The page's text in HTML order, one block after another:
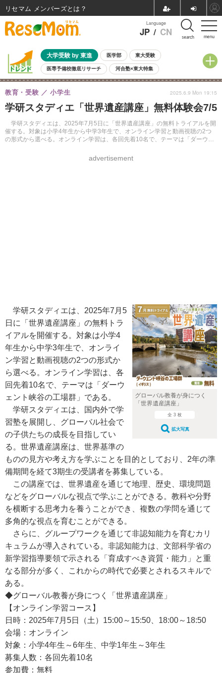
menu
Language
JP / CN search
大学受験 by 東進 医学部 東大受験
医専予備校徹底リサーチ 河合塾×東大特集
親子で考える大学選び 高校受験 中学受験 小学校受験
共通テスト 夏休み
8月開催イベント・WS 全国公立高校 過去問 人気記事
自由研究教材（小学生向け） 自由研究教材（中学生向け） ランキング
学研スタディエ「世界遺産講座」無料体験会7/5
学研スタディエは、2025年7月5日に「世界遺産講座」の無料トライアルを開
催する。対象は小学4年生から中学3年生で、オンライン学習と動画視聴の2つ
の形式から選べる。オンライン学習は、各回先着10名で、テーマは「ダーウェ
教育・受験 小学生
advertisement
2025.6.9 Mon 19:15
グローバル教養が身につく
「世界遺産講座」
全 3 枚
拡大写真
学研スタディエは、2025年7月5
日に「世界遺産講座」の無料トラ
イアルを開催する。対象は小学4
年生から中学3年生で、オンライ
ン学習と動画視聴の2つの形式か
ら選べる。オンライン学習は、各
回先着10名で、テーマは「ダーウ
ェント峡谷の工場群」である。
学研スタディエは、国内外で学
習塾を展開し、グローバル社会で
の子供たちの成長を目指してい
る。世界遺産講座は、世界基準の
ものの見方や考え方を学ぶことを目的としており、2年の準
備期間を経て3期生の受講者を募集している。
この講座では、世界遺産を通じて地理、歴史、環境問題
などをグローバルな視点で学ぶことができる。教科や分野
を横断する思考力を養うことができ、複数の学問を通じて
多角的な視点を育むことができる。
さらに、グループワークを通じて非認知能力を育むカリ
キュラムが導入されている。非認知能力は、文部科学省の
新学習指導要領で示される「育成すべき資質・能力」と重
なる部分が多く、これからの時代で必要とされるスキルで
ある。
◆グローバル教養が身につく「世界遺産講座」
【オンライン学習コース】
日時：2025年7月5日（土）15:00～15:50、18:00～18:50
会場：オンライン
対象：小学4年生～6年生、中学1年生～3年生
募集人数：各回先着10名
参加費：無料
リセマム メンバーズ